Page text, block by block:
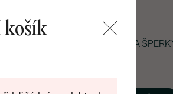
LETNÍ BLACK FRIDAY: −25 % NA
košík